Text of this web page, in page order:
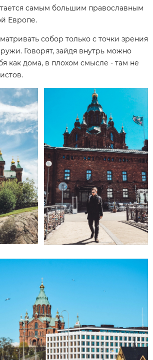
самым большим православным
Европе.
собор только с точки зрения
Говорят, зайдя внутрь можно
как дома, в плохом смысле - там не